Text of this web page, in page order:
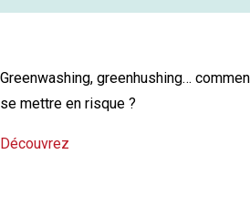
Greenwashing, greenhushing…
se mettre en risque ?
Découvrez